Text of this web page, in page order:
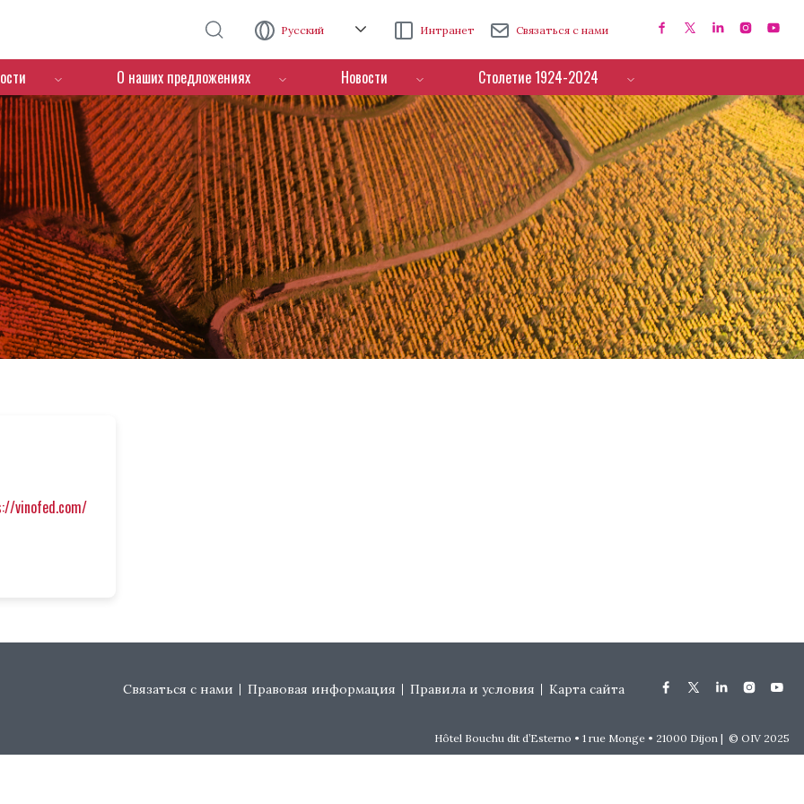
Русский Интранет Связаться с нами
О наших предложениях Новости Столетие 1924-2024
vinofed.com/
Footer menu
Связаться с нами Правовая информация Правила и условия Карта сайта
Hôtel Bouchu dit d’Esterno • 1 rue Monge • 21000 Dijon | © OIV 2025